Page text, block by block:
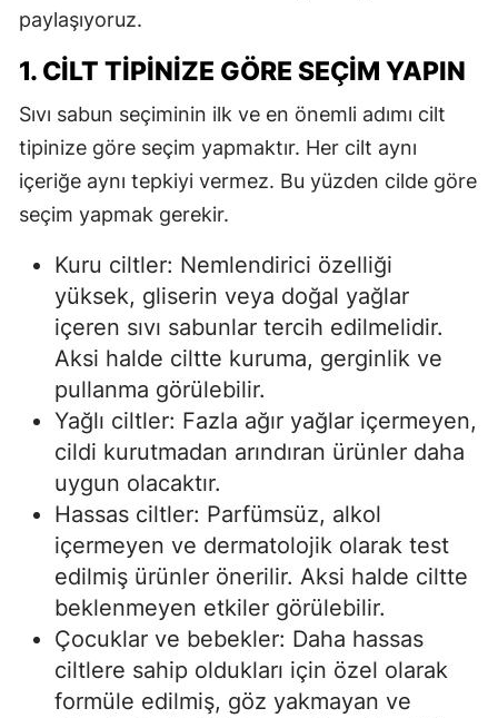
paylaşıyoruz.
1. CILT TIPINIZE GÖRE SEÇIM YAPIN
Sıvı sabun seçiminin ilk ve en önemli adımı cilt
tipinize göre seçim yapmaktır. Her cilt aynı
içeriğe aynı tepkiyi vermez. Bu yüzden cilde göre
seçim yapmak gerekir.
Kuru ciltler: Nemlendirici özelliği
yüksek, gliserin veya doğal yağlar
içeren sıvı sabunlar tercih edilmelidir.
Aksi halde ciltte kuruma, gerginlik ve
pullanma görülebilir.
Yağlı ciltler: Fazla ağır yağlar içermeyen,
cildi kurutmadan arındıran ürünler daha
uygun olacaktır.
Hassas ciltler: Parfümsüz, alkol
içermeyen ve dermatolojik olarak test
edilmiş ürünler önerilir. Aksi halde ciltte
beklenmeyen etkiler görülebilir.
Çocuklar ve bebekler: Daha hassas
ciltlere sahip oldukları için özel olarak
formüle edilmiş, göz yakmayan ve